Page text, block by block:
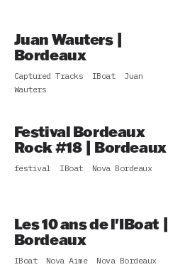
Juan Wauters |
Bordeaux
Captured Tracks IBoat
Juan
Wauters
Festival Bordeaux
Rock #18 | Bordeaux
festival IBoat Nova Bordeaux
Les 10 ans de l'IBoat |
Bordeaux
IBoat Nova Aime Nova Bordeaux